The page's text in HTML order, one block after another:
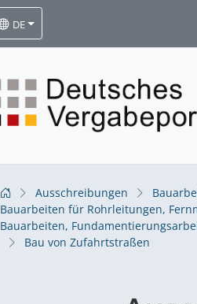
DE
Ausschreibungen
Bauarbeiten für Rohrleitungen,
Bauarbeiten,
Bau von Zufahrtstraßen